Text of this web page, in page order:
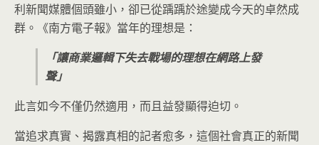
利新聞媒體個頭雖小，卻已從踽踽於途變成今天的卓然成
群。《南方電子報》當年的理想是：
「讓商業邏輯下失去戰場的理想在網路上發
聲」
此言如今不僅仍然適用，而且益發顯得迫切。
當追求真實、揭露真相的記者愈多，這個社會真正的新聞